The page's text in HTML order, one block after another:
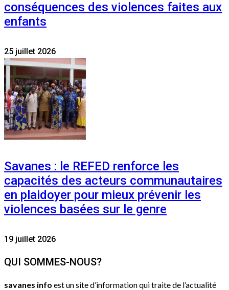
conséquences des violences faites aux
enfants
25 juillet 2026
Savanes : le REFED renforce les
capacités des acteurs communautaires
en plaidoyer pour mieux prévenir les
violences basées sur le genre
19 juillet 2026
QUI SOMMES-NOUS?
savanes info est un site d’information qui traite de l’actualité